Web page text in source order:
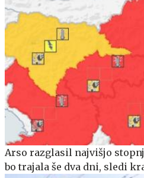
Arso razglasil najvišjo
bo trajala še dva dni, sledi